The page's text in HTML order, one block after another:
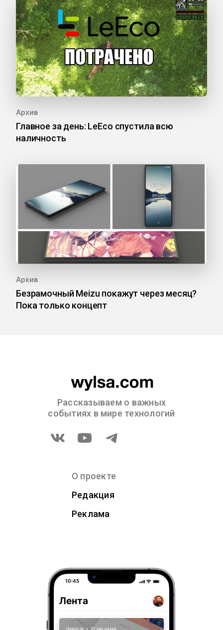
Архив
Главное за день: LeEco спустила всю
наличность
Архив
Безрамочный Meizu покажут через месяц?
Пока только концепт
Рассказываем о важных
событиях в мире технологий
О проекте
Редакция
Реклама
10:45
Лента
Новости • 21 час назад